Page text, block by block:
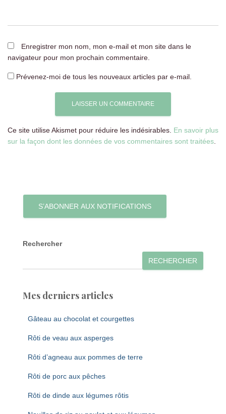
Enregistrer mon nom, mon e-mail et mon site dans le
navigateur pour mon prochain commentaire.
Prévenez-moi de tous les nouveaux articles par e-mail.
Ce site utilise Akismet pour réduire les indésirables. En savoir plus
sur la façon dont les données de vos commentaires sont traitées
S’ABONNER AUX NOTIFICATIONS
Rechercher
RECHERCHER
Mes derniers articles
Gâteau au chocolat et courgettes
Rôti de veau aux asperges
Rôti d’agneau aux pommes de terre
Rôti de porc aux pêches
Rôti de dinde aux légumes rôtis